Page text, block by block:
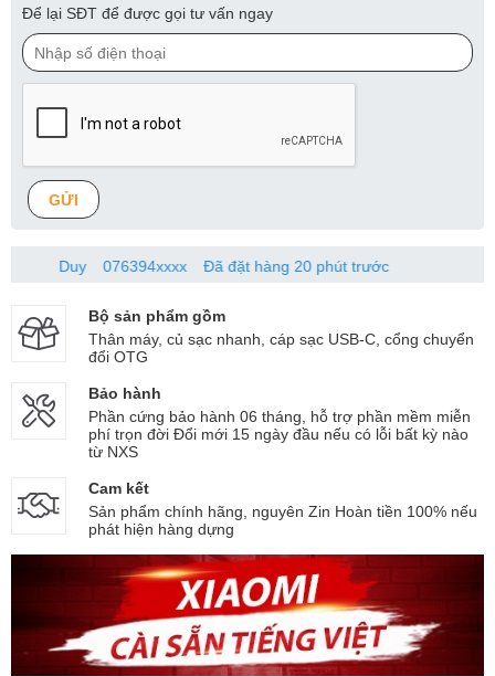
Để lại SĐT để được gọi tư vấn ngay
GỬI
076394xxxx Đã đặt hàng 20 phút trước
Bộ sản phẩm gồm
Thân máy, củ sạc nhanh, cáp sạc USB-C, cổng chuyển
đổi OTG
Bảo hành
Phần cứng bảo hành 06 tháng, hỗ trợ phần mềm miễn
phí trọn đời Đổi mới 15 ngày đầu nếu có lỗi bất kỳ nào
từ NXS
Cam kết
Sản phẩm chính hãng, nguyên Zin Hoàn tiền 100% nếu
phát hiện hàng dựng